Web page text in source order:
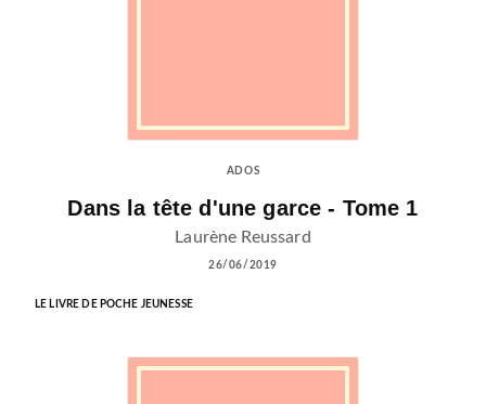
ADOS
Dans la tête d'une garce - Tome 1
Laurène Reussard
26/06/2019
LE LIVRE DE POCHE JEUNESSE